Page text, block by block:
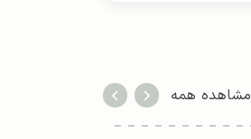
مشاهده همه